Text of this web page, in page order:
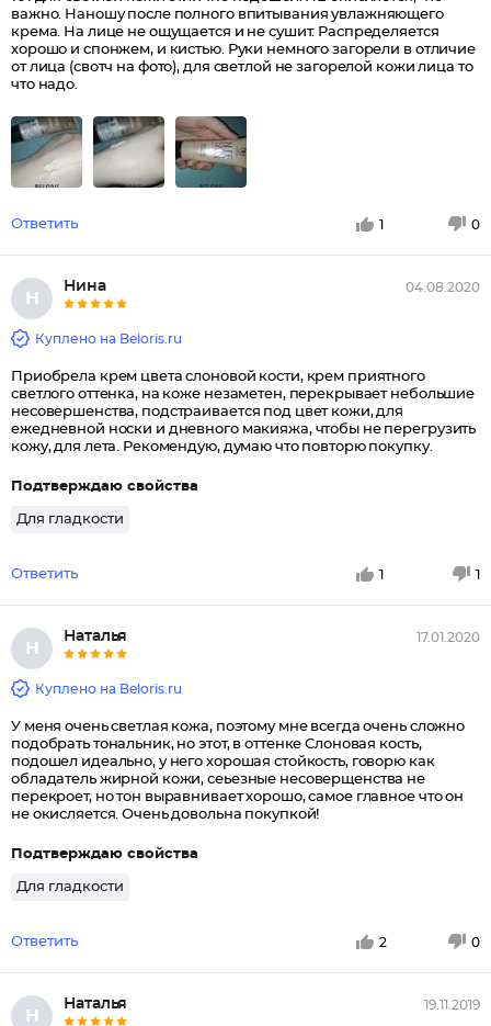
важно. Наношу после полного впитывания увлажняющего
крема. На лице не ощущается и не сушит. Распределяется
хорошо и спонжем, и кистью. Руки немного загорели в отличие
от лица (свотч на фото), для светлой не загорелой кожи лица то
что надо.
Ответить 1 0
Н
Нина 04.08.2020
Куплено на Beloris.ru
Приобрела крем цвета слоновой кости, крем приятного
светлого оттенка, на коже незаметен, перекрывает небольшие
несовершенства, подстраивается под цвет кожи, для
ежедневной носки и дневного макияжа, чтобы не перегрузить
кожу, для лета. Рекомендую, думаю что повторю покупку.
Подтверждаю свойства
Для гладкости
Ответить 1 1
Н
Наталья 17.01.2020
Куплено на Beloris.ru
У меня очень светлая кожа, поэтому мне всегда очень сложно
подобрать тональник, но этот, в оттенке Слоновая кость,
подошел идеально, у него хорошая стойкость, говорю как
обладатель жирной кожи, сеьезные несоверщенства не
перекроет, но тон выравнивает хорошо, самое главное что он
не окисляется. Очень довольна покупкой!
Подтверждаю свойства
Для гладкости
Ответить 2 0
Н
Наталья 19.11.2019